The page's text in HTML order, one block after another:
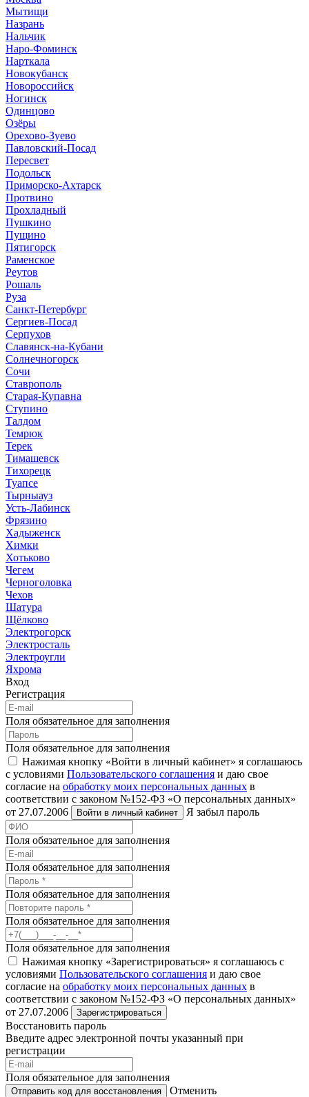
Мытищи
Назрань
Нальчик
Наро-Фоминск
Нарткала
Новокубанск
Новороссийск
Ногинск
Одинцово
Озёры
Орехово-Зуево
Павловский-Посад
Пересвет
Подольск
Приморско-Ахтарск
Протвино
Прохладный
Пушкино
Пущино
Пятигорск
Раменское
Реутов
Рошаль
Руза
Санкт-Петербург
Сергиев-Посад
Серпухов
Славянск-на-Кубани
Солнечногорск
Сочи
Ставрополь
Старая-Купавна
Ступино
Талдом
Темрюк
Терек
Тимашевск
Тихорецк
Туапсе
Тырныауз
Усть-Лабинск
Фрязино
Хадыженск
Химки
Хотьково
Чегем
Черноголовка
Чехов
Шатура
Щёлково
Электрогорск
Электросталь
Электроугли
Яхрома
Вход
Регистрация
Поля обязательное для заполнения
Поля обязательное для заполнения
Нажимая кнопку «Войти в личный кабинет» я соглашаюсь
с условиями Пользовательского соглашения и даю свое
согласие на обработку моих персональных данных в
соответствии с законом №152-ФЗ «О персональных данных»
от 27.07.2006
Войти в личный кабинет Я забыл пароль
Поля обязательное для заполнения
Поля обязательное для заполнения
Поля обязательное для заполнения
Поля обязательное для заполнения
Поля обязательное для заполнения
Нажимая кнопку «Зарегистрироваться» я соглашаюсь с
условиями Пользовательского соглашения и даю свое
согласие на обработку моих персональных данных в
соответствии с законом №152-ФЗ «О персональных данных»
от 27.07.2006
Зарегистрироваться
Восстановить пароль
Введите адрес электронной почты указанный при
регистрации
Поля обязательное для заполнения
Отправить код для восстановления
Отменить